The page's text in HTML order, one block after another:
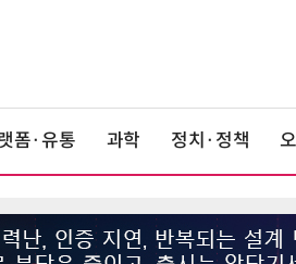
폼·유통 과학 정치·정책